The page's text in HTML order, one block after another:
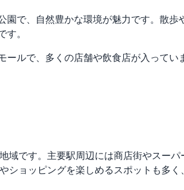
園で、自然豊かな環境が魅力です。散
。
ールで、多くの店舗や飲食店が入ってい
域です。主要駅周辺には商店街やスー
ョッピングを楽しめるスポットも多く